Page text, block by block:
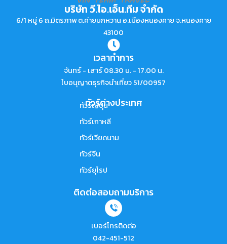
บริษัท วี.ไอ.เอ็น.ทีม จำกัด
6/1 หมู่ 6 ถ.มิตรภาพ ต.ค่ายบกหวาน อ.เมืองหนองคาย จ.หนองคาย
43100
เวลาทำการ
จันทร์ - เสาร์ 08.30 น. - 17.00 น.
ใบอนุญาตธุรกิจนำเที่ยว 51/00957
ทัวร์ต่างประเทศ
ทัวร์ญี่ปุ่น
ทัวร์เกาหลี
ทัวร์เวียดนาม
ทัวร์จีน
ทัวร์ยุโรป
ติดต่อสอบถามบริการ
เบอร์โทรติดต่อ
042-451-512